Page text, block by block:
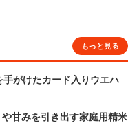
もっと見る
がけたカード入りウエハ
甘みを引き出す家庭用精米